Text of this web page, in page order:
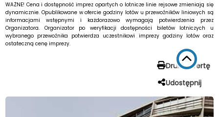
WAŻNE! Cena i dostępność imprez opartych o lotnicze linie rejsowe zmieniają się
dynamicznie. Opublikowane w ofercie godziny lotów u przewoźników liniowych są
informacjami wstępnymi i każdorazowo wymagają potwierdzenia przez
Organizatora. Organizator po weryfikacji dostępności biletów lotniczych u
wybranego przewoźnika potwierdza uczestnikowi imprezy godziny lotów oraz
ostateczną cenę imprezy.
Drukuj ofertę
Udostępnij